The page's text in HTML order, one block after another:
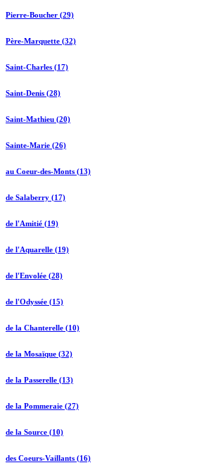
Pierre-Boucher (29)
Père-Marquette (32)
Saint-Charles (17)
Saint-Denis (28)
Saint-Mathieu (20)
Sainte-Marie (26)
au Coeur-des-Monts (13)
de Salaberry (17)
de l'Amitié (19)
de l'Aquarelle (19)
de l'Envolée (28)
de l'Odyssée (15)
de la Chanterelle (10)
de la Mosaïque (32)
de la Passerelle (13)
de la Pommeraie (27)
de la Source (10)
des Coeurs-Vaillants (16)